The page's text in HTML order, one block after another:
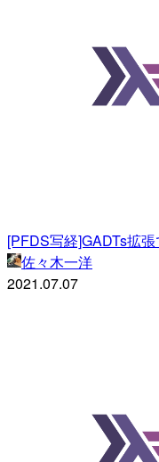
[PFDS写経]GADTs拡
佐々木一洋
2021.07.07